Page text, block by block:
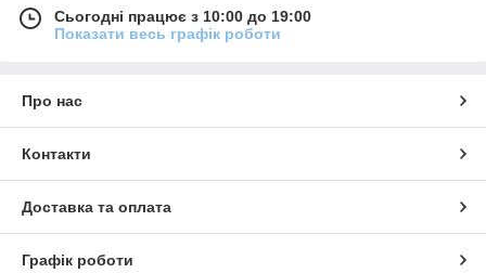
Сьогодні працює з 10:00 до 19:00
Показати весь графік роботи
Про нас
Контакти
Доставка та оплата
Графік роботи